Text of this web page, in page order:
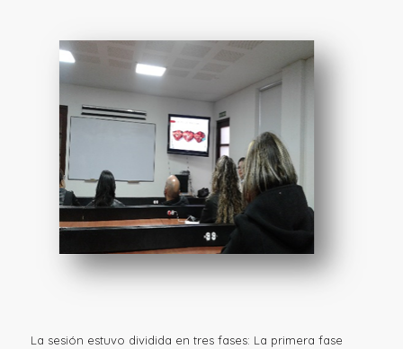
La sesión estuvo dividida en tres fases: La primera fase